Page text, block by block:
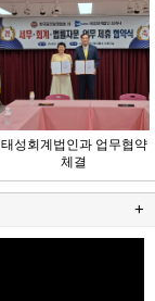
태성회계법인과 업무협약
체결
+